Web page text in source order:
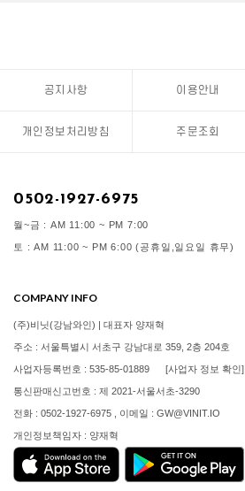
공지사항 이용안내
개인정보처리방침 주문조회
0502-1927-6975
월~금 : AM 11:00 ~ PM 7:00
토 : AM 11:00 ~ PM 6:00 (공휴일,일요일 휴무)
COMPANY INFO
(주)비닛(강남와인) | 대표자 양재혁
주소 : 서울특별시 서초구 강남대로 359, 2층 204호
사업자등록번호 : 535-85-01889 [사업자 정보 확인]
통신판매신고번호 : 제 2021-서울서초-3290
전화 : 0502-1927-6975 , 이메일 : GW@VINIT.IO
개인정보책임자 : 양재혁